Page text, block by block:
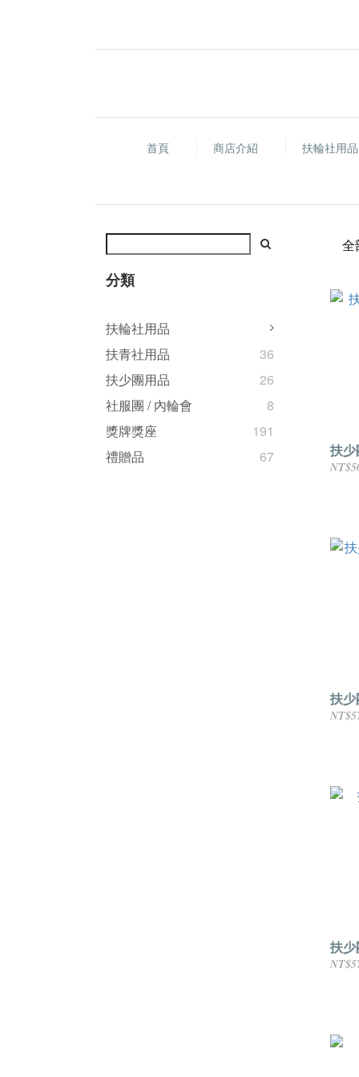
首頁 商店介紹 扶輪社用品
分類
扶輪社用品
扶青社用品
36
扶少團用品
26
社服團 / 內輪會
8
獎牌獎座
191
禮贈品
67
全
扶少
扶
扶